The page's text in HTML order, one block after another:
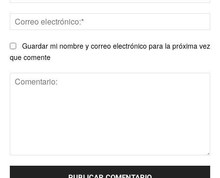
Guardar mi nombre y correo electrónico para la próxima vez
que comente